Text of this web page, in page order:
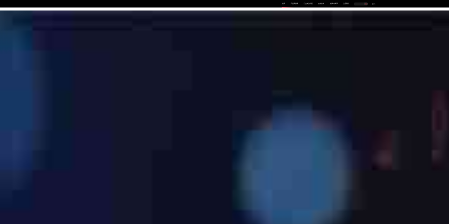
首页 产品及服务 行业解决方案 合作伙伴 投资者关系 关于我们 中EN